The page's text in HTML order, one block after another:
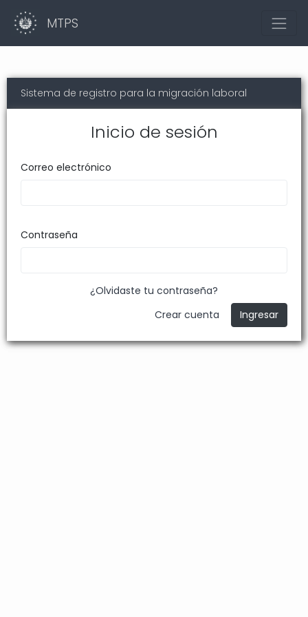
MTPS
Sistema de registro para la migración laboral
Inicio de sesión
Correo electrónico
Contraseña
¿Olvidaste tu contraseña?
Crear cuenta
Ingresar